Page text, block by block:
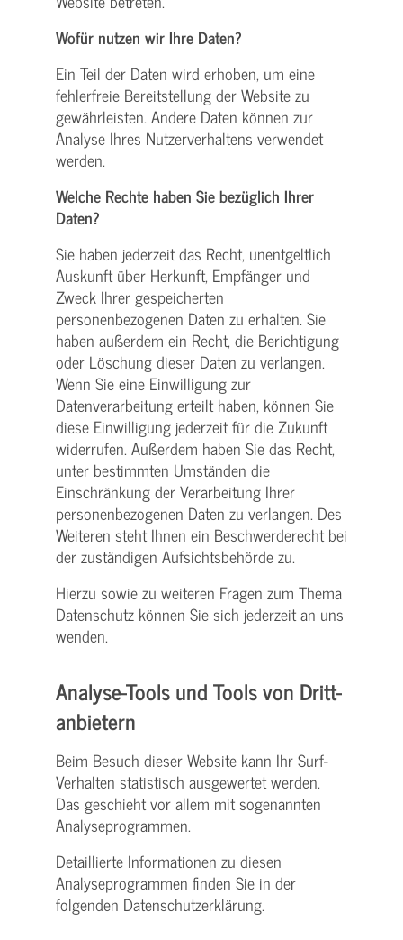
Wofür nutzen wir Ihre Daten?
Ein Teil der Daten wird erhoben, um eine
fehlerfreie Bereitstellung der Website zu
gewährleisten. Andere Daten können zur
Analyse Ihres Nutzerverhaltens verwendet
werden.
Welche Rechte haben Sie bezüglich Ihrer
Daten?
Sie haben jederzeit das Recht, unentgeltlich
Auskunft über Herkunft, Empfänger und
Zweck Ihrer gespeicherten
personenbezogenen Daten zu erhalten. Sie
haben außerdem ein Recht, die Berichtigung
oder Löschung dieser Daten zu verlangen.
Wenn Sie eine Einwilligung zur
Datenverarbeitung erteilt haben, können Sie
diese Einwilligung jederzeit für die Zukunft
widerrufen. Außerdem haben Sie das Recht,
unter bestimmten Umständen die
Einschränkung der Verarbeitung Ihrer
personenbezogenen Daten zu verlangen. Des
Weiteren steht Ihnen ein Beschwerderecht bei
der zuständigen Aufsichtsbehörde zu.
Hierzu sowie zu weiteren Fragen zum Thema
Datenschutz können Sie sich jederzeit an uns
wenden.
Analyse-Tools und Tools von Dritt­
anbietern
Beim Besuch dieser Website kann Ihr Surf-
Verhalten statistisch ausgewertet werden.
Das geschieht vor allem mit sogenannten
Analyseprogrammen.
Detaillierte Informationen zu diesen
Analyseprogrammen finden Sie in der
folgenden Datenschutzerklärung.